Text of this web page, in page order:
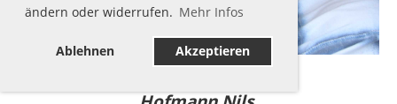
ändern oder widerrufen. Mehr Infos
Ablehnen Akzeptieren